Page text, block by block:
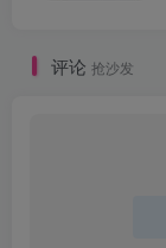
评论 抢沙发